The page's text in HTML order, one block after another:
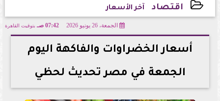
اقتصاد آخر الأسعار
الجمعة، 26 يونيو 2026 07:42 صـ بتوقيت القاهرة
أسعار الخضراوات والفاكهة اليوم
الجمعة في مصر تحديث لحظي